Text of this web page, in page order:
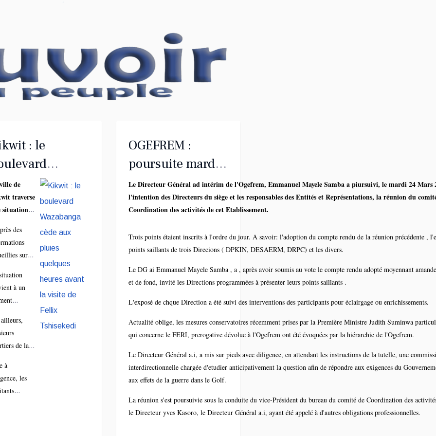
: le
cède
pluies
heures
la visite de
Tshisekedi
de
traverse
situation
les pluies
la nuit de
à
Le
de
de
a subi
au
des
sur
à
de
et à la
a
un
à un
Le
de la
Antoine
est
une
de la
subi
de
à
les
à
OGEFREM :
poursuite mardi
24 mars de la
réunion du
coordination des
activités de
l'Office
Le Directeur Général ad intérim de l'Ogefrem, Emmanuel Mayele Samba a piursuivi, le mardi 24 Mars
l'intention des Directeurs du siège et les responsables des Entités et Représentations, la réunion du
Coordination des activités de cet Etablissement.
Trois points étaient inscrits à l'ordre du jour. A savoir: l'adoption du compte rendu de la réunion précédente ,
points saillants de trois Direcions ( DPKIN, DESAERM, DRPC) et les divers.
Le DG ai Emmanuel Mayele Samba , a , après avoir soumis au vote le compte rendu adopté moyennant
et de fond, invité les Directions programmées à présenter leurs points saillants .
L'exposé de chque Direction a été suivi des interventions des participants pour éclairgage ou enrichissements.
Actualité oblige, les mesures conservatoires récemment prises par la Première Ministre Judith Suminwa
qui concerne le FERI, prerogative dévolue à l'Ogefrem ont été évoquées par la hiérarchie de l'Ogefrem.
Le Directeur Général a.i, a mis sur pieds avec diligence, en attendant les instructions de la tutelle, une
interdirectionnelle chargée d'etudier anticipativement la question afin de répondre aux exigences du
aux effets de la guerre dans le Golf.
La réunion s'est poursuivie sous la conduite du vice-Président du bureau du comité de Coordination des
le Directeur yves Kasoro, le Directeur Général a.i, ayant été appelé à d'autres obligations professionnelles.